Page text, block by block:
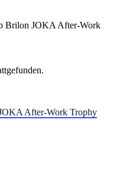
Brilon JOKA After-Work
After-Work Trophy